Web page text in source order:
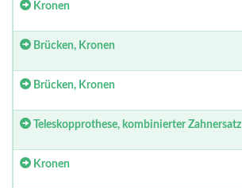
Kronen
Brücken, Kronen
Brücken, Kronen
Teleskopprothese, kombinierter Zahnersatz
Kronen